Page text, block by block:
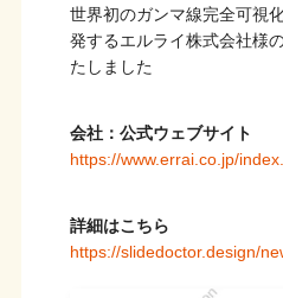
世界初のガンマ線完全可視
発するエルライ株式会社様
たしました
会社：公式ウェブサイト
https://www.errai.co.jp/
詳細はこちら
https://slidedoctor.design/